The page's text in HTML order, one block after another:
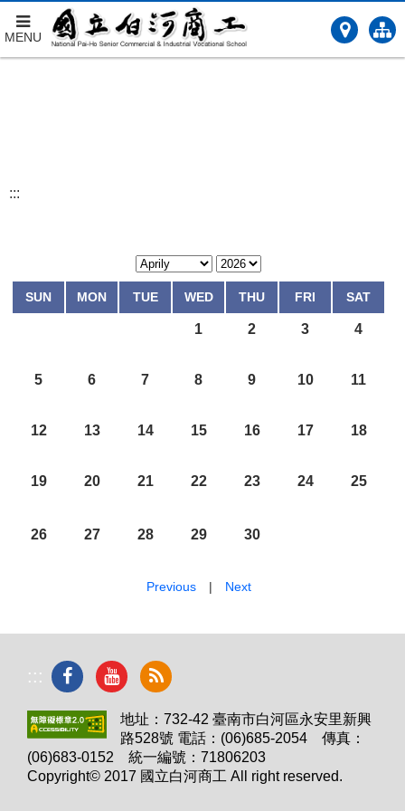
跳
MENU
:::
SUN MON TUE WED THU FRI SAT
1 2 3 4
5 6 7 8 9 10 11
12 13 14 15 16 17 18
19 20 21 22 23 24 25
26 27 28 29 30
Previous| Next
:::
地址：732-42 臺南市白河區永安里新興
路528號 電話：(06)685-2054 傳真：
(06)683-0152 統一編號：71806203
Copyright© 2017 國立白河商工 All right reserved.